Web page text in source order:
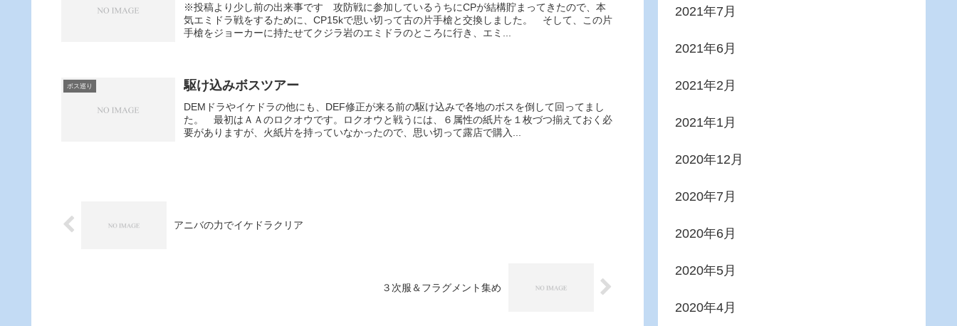
※投稿より少し前の出来事です 攻防戦に参加しているうちにCPが結構貯まってきたので、本
気エミドラ戦をするために、CP15kで思い切って古の片手槍と交換しました。 そして、この片
手槍をジョーカーに持たせてクジラ岩のエミドラのところに行き、エミ...
ボス巡り 駆け込みボスツアー
DEMドラやイケドラの他にも、DEF修正が来る前の駆け込みで各地のボスを倒して回ってまし
た。 最初はＡＡのロクオウです。ロクオウと戦うには、６属性の紙片を１枚づつ揃えておく必
要がありますが、火紙片を持っていなかったので、思い切って露店で購入...
アニバの力でイケドラクリア
３次服＆フラグメント集め
2021年7月
2021年6月
2021年2月
2021年1月
2020年12月
2020年7月
2020年6月
2020年5月
2020年4月